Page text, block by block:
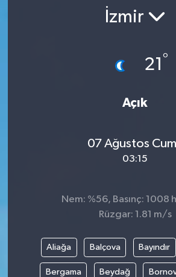
İzmir
21 °
Açık
07 Ağustos
03:15
Nem: %56, Basınç: 1008
Rüzgar: 1.81 m/s
Aliağa Balçova Bayındır
Bergama Beydağ